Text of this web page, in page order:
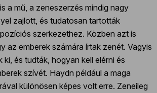
a mű, a zeneszerzés mindig nagy
zajlott, és tudatosan tartották
szerkezethez. Közben azt is
az emberek számára írtak zenét. Vagyis
ki, és tudták, hogyan kell elérni és
szívét. Haydn például a maga
különösen képes volt erre. Zeneileg